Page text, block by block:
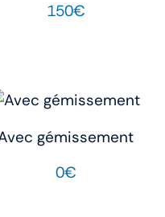
150€
gémissement
0€